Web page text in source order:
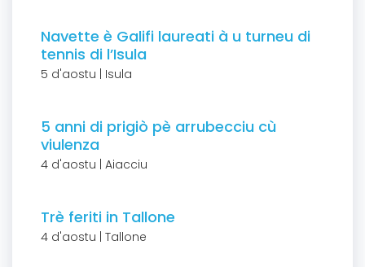
Navette è Galifi laureati à u turneu di
tennis di l’Isula
5 d'aostu | Isula
5 anni di prigiò pè arrubecciu cù
viulenza
4 d'aostu | Aiacciu
Trè feriti in Tallone
4 d'aostu | Tallone